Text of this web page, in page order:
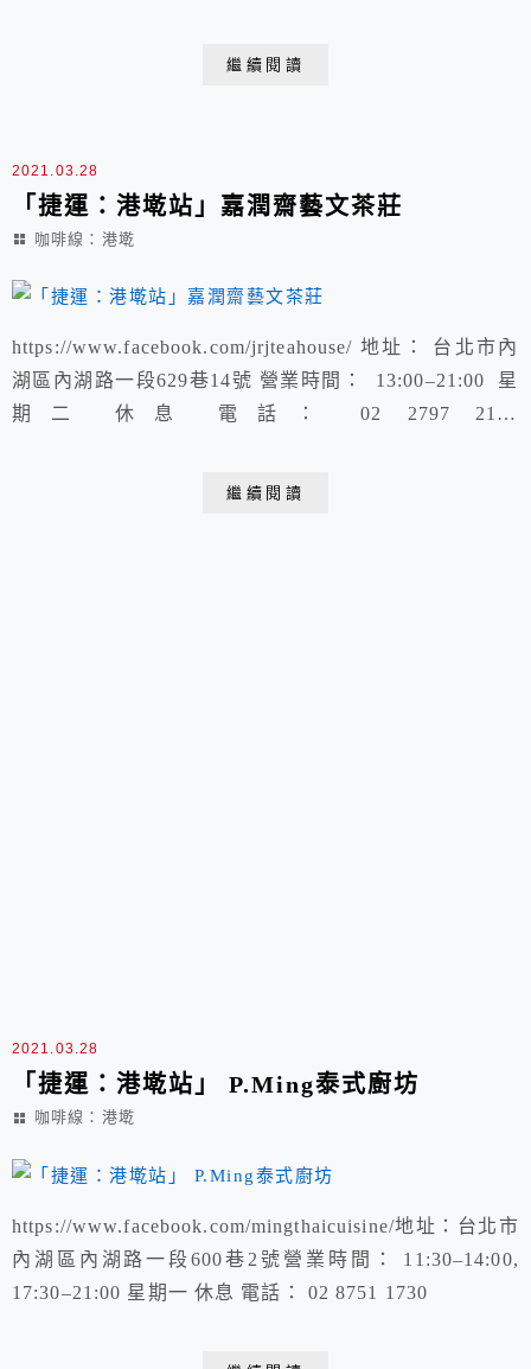
繼續閱讀
2021.03.28
「捷運：港墘站」嘉潤齋藝文茶莊
咖啡線：港墘
https://www.facebook.com/jrjteahouse/ 地址： 台北市內
湖區內湖路一段629巷14號 營業時間： 13:00–21:00 星
期二 休息 電話： 02 2797 2115
繼續閱讀
2021.03.28
「捷運：港墘站」 P.Ming泰式廚坊
咖啡線：港墘
https://www.facebook.com/mingthaicuisine/地址：台北市
內湖區內湖路一段600巷2號營業時間： 11:30–14:00,
17:30–21:00 星期一 休息 電話： 02 8751 1730